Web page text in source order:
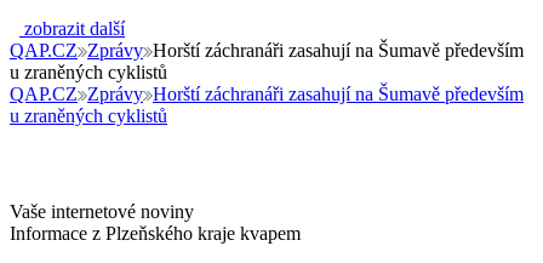
zobrazit další
QAP.CZ Zprávy Horští záchranáři zasahují na Šumavě především
u zraněných cyklistů
QAP.CZ Zprávy Horští záchranáři zasahují na Šumavě především
u zraněných cyklistů
Vaše internetové noviny
Informace z Plzeňského kraje kvapem